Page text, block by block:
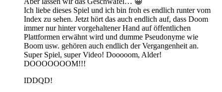
Ich liebe dieses Spiel und ich bin froh es endlich runter vom
Index zu sehen. Jetzt hört das auch endlich auf, dass Doom
immer nur hinter vorgehaltener Hand auf öffentlichen
Plattformen erwähnt wird und dumme Pseudonyme wie
Boom usw. gehören auch endlich der Vergangenheit an.
Super Spiel, super Video! Dooooom, Alder!
DOOOOOOOM!!!
IDDQD!